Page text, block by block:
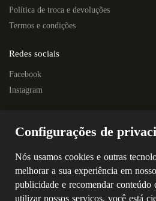
Política de troca e devoluções
Termos e condições
Redes sociais
Facebook
Instagram
Rua Quintino Bocaiúva, 445E – Centro
Próximo à Escola Prof. Nelson Horostecki
CEP: 89802-250
(49) 3323-4687
Configurações de
Nós usamos cookies e outras
melhorar a sua experiência em
publicidade e recomendar conteúdo
utilizar nossos serviços, você está